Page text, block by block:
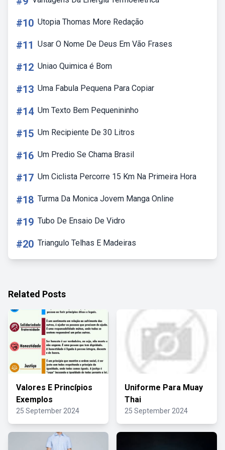
#10 Utopia Thomas More Redação
#11 Usar O Nome De Deus Em Vão Frases
#12 Uniao Quimica é Bom
#13 Uma Fabula Pequena Para Copiar
#14 Um Texto Bem Pequenininho
#15 Um Recipiente De 30 Litros
#16 Um Predio Se Chama Brasil
#17 Um Ciclista Percorre 15 Km Na Primeira Hora
#18 Turma Da Monica Jovem Manga Online
#19 Tubo De Ensaio De Vidro
#20 Triangulo Telhas E Madeiras
Related Posts
Valores E Princípios
Exemplos
25 September 2024
Uniforme Para Muay
Thai
25 September 2024